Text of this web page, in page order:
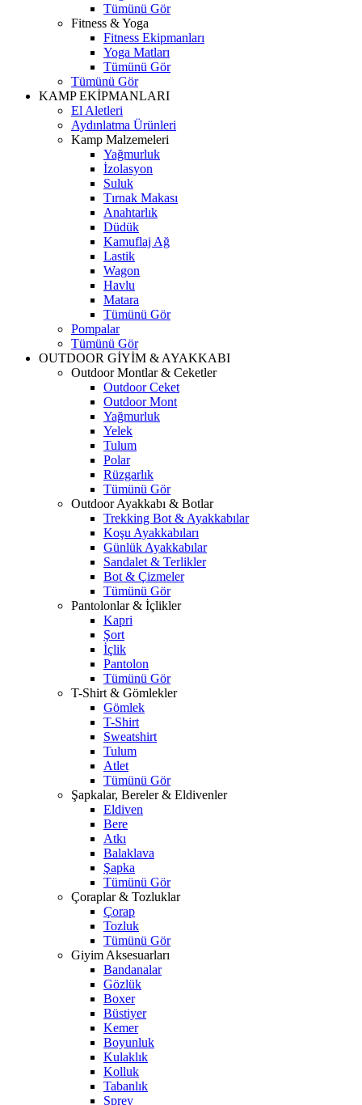
Tümünü Gör
Fitness & Yoga
Fitness Ekipmanları
Yoga Matları
Tümünü Gör
Tümünü Gör
KAMP EKİPMANLARI
El Aletleri
Aydınlatma Ürünleri
Kamp Malzemeleri
Yağmurluk
İzolasyon
Suluk
Tırnak Makası
Anahtarlık
Düdük
Kamuflaj Ağ
Lastik
Wagon
Havlu
Matara
Tümünü Gör
Pompalar
Tümünü Gör
OUTDOOR GİYİM & AYAKKABI
Outdoor Montlar & Ceketler
Outdoor Ceket
Outdoor Mont
Yağmurluk
Yelek
Tulum
Polar
Rüzgarlık
Tümünü Gör
Outdoor Ayakkabı & Botlar
Trekking Bot & Ayakkabılar
Koşu Ayakkabıları
Günlük Ayakkabılar
Sandalet & Terlikler
Bot & Çizmeler
Tümünü Gör
Pantolonlar & İçlikler
Kapri
Şort
İçlik
Pantolon
Tümünü Gör
T-Shirt & Gömlekler
Gömlek
T-Shirt
Sweatshirt
Tulum
Atlet
Tümünü Gör
Şapkalar, Bereler & Eldivenler
Eldiven
Bere
Atkı
Balaklava
Şapka
Tümünü Gör
Çoraplar & Tozluklar
Çorap
Tozluk
Tümünü Gör
Giyim Aksesuarları
Bandanalar
Gözlük
Boxer
Büstiyer
Kemer
Boyunluk
Kulaklık
Kolluk
Tabanlık
Sprey